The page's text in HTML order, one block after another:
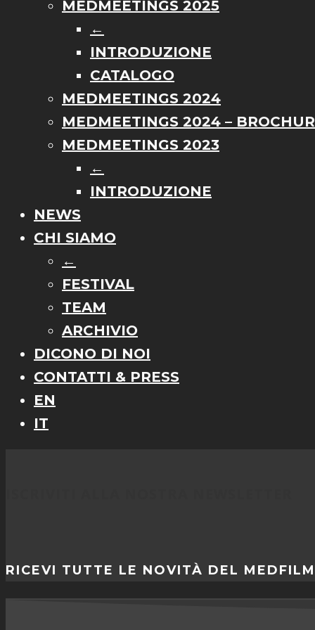
MEDMEETINGS 2025
←
INTRODUZIONE
CATALOGO
MEDMEETINGS 2024
MEDMEETINGS 2024 –
MEDMEETINGS 2023
←
INTRODUZIONE
NEWS
CHI SIAMO
←
FESTIVAL
TEAM
ARCHIVIO
DICONO DI NOI
CONTATTI & PRESS
EN
IT
RICEVI TUTTE LE NOVITÀ DEL MEDFILM